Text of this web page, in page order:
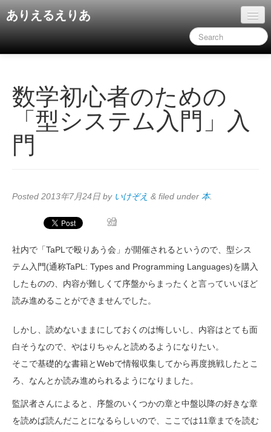
ありえるえりあ
旧コンテンツ
数学初心者のための
「型システム入門」入
門
Posted 2013年7月24日 by いけぞえ & filed under 本.
社内で「TaPLで殴りあう会」が開催されるというので、型シス
テム入門(通称TaPL: Types and Programming Languages)を購入
したものの、内容が難しくて序盤からまったくと言っていいほど
読み進めることができませんでした。
しかし、読めないままにしておくのは悔しいし、内容はとても面
白そうなので、やはりちゃんと読めるようになりたい。
そこで基礎的な書籍とWebで情報収集してから再度挑戦したとこ
ろ、なんとか読み進められるようになりました。
監訳者さんによると、序盤のいくつかの章と中盤以降の好きな章
を読めば読んだことになるらしいので、ここでは11章までを読む